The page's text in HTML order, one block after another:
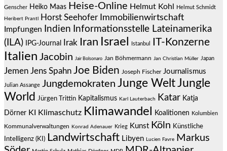
Genscher Heiko Maas Heise-Online Helmut Kohl Helmut Schmidt
Heribert Prantl Horst Seehofer Immobilienwirtschaft
Impfungen Indien Informationsstelle Lateinamerika
(ILA)
IPG-Journal Irak Iran Israel Istanbul IT-Konzerne
Italien Jacobin Jair Bolsonaro Jan Böhmermann Jan Christian Müller Japan
Jemen Jens Spahn Joe Biden Joseph Fischer Journalismus
Julian Assange Jungdemokraten Junge WeltJungle
World
Jürgen Trittin Kapitalismus Karl Lauterbach Katar Katja
Dörner KI Klimaschutz Klimawandel Koalitionen Kolumbien
Kommunalverwaltungen Konrad Adenauer Krieg Kunst Köln Künstliche
Intelligenz (KI) Landwirtschaft Libyen Lucien Favre
Markus